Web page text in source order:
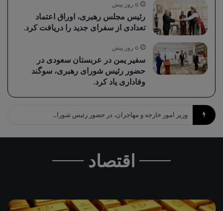
6 روز پیش
رئیس مجلس رهبری، اوراق اعتماد
تعدادی از سفرای جدید را دریافت کرد.
6 روز پیش
سفیر یمن در عربستان سعودی در
حضور رئیس شورای رهبری، سوگند
وفاداری یاد کرد.
وزیر امور خارجه و مهاجران، در حضور رئیس شورای رهبری، سوگند وفاداری یاد کرد.
اقتصاد